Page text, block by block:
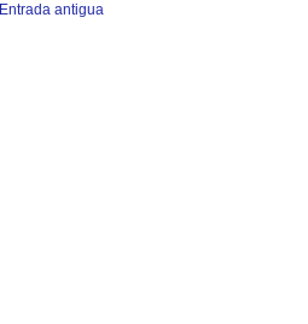
Entrada antigua